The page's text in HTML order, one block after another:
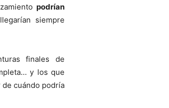
podrían
siempre
finales de
y los que
cuándo podría